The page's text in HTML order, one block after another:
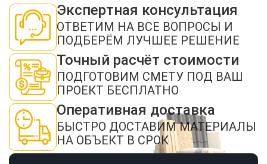
Экспертная консультация
ОТВЕТИМ НА ВСЕ ВОПРОСЫ И
ПОДБЕРЁМ ЛУЧШЕЕ РЕШЕНИЕ
Точный расчёт стоимости
ПОДГОТОВИМ СМЕТУ ПОД ВАШ
ПРОЕКТ БЕСПЛАТНО
Оперативная доставка
БЫСТРО ДОСТАВИМ МАТЕРИАЛЫ
НА ОБЪЕКТ В СРОК
Нажимая кнопку "Отправить", я даю своё согласие на обработку моих
персональных данных в соответствии с ФЗ от 27.07.2006 № 152-ФЗ "О
персональных данных", на условиях и для целей, определенных в
конфиденциальности
ОТПРАВИТЬ